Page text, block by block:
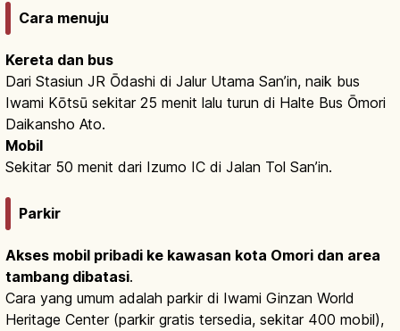
Cara menuju
Kereta dan bus
Dari Stasiun JR Ōdashi di Jalur Utama San’in, naik bus
Iwami Kōtsū sekitar 25 menit lalu turun di Halte Bus Ōmori
Daikansho Ato.
Mobil
Sekitar 50 menit dari Izumo IC di Jalan Tol San’in.
Parkir
Akses mobil pribadi ke kawasan kota Omori dan area
tambang dibatasi.
Cara yang umum adalah parkir di Iwami Ginzan World
Heritage Center (parkir gratis tersedia, sekitar 400 mobil),